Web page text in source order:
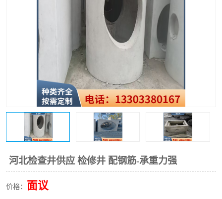
河北检查井供应 检修井 配钢筋-承重力强
价格： 面议
预制混凝土检查井
企口水泥管 钢承口水泥管